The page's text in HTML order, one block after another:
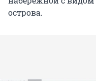
острова.